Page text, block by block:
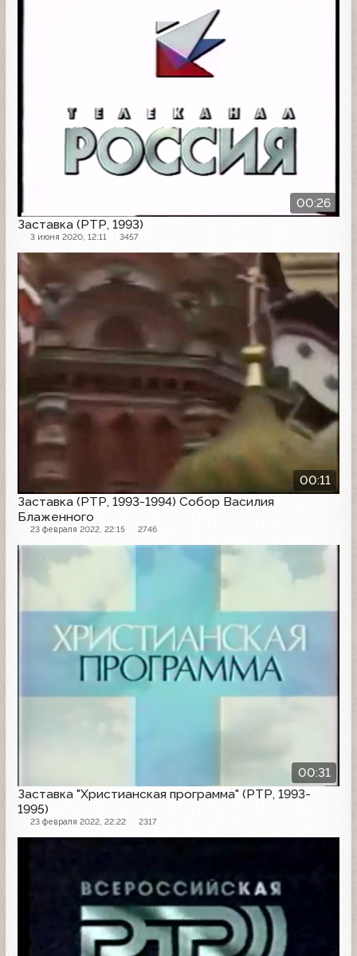
00:26
Заставка (РТР, 1993)
3 июня 2020, 12:11 3457
00:11
Заставка (РТР, 1993-1994) Собор Василия
Блаженного
23 февраля 2022, 22:15 2746
Заставка
00:31
Заставка "Христианская программа" (РТР, 1993-
1995)
23 февраля 2022, 22:22 2317